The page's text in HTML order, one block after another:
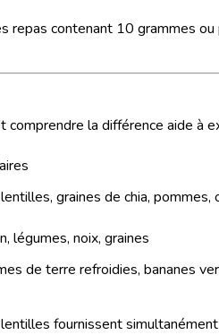
repas contenant 10 grammes
la différence aide à
graines de chia, pommes,
légumes, noix, graines
de terre refroidies, bananes
fournissent